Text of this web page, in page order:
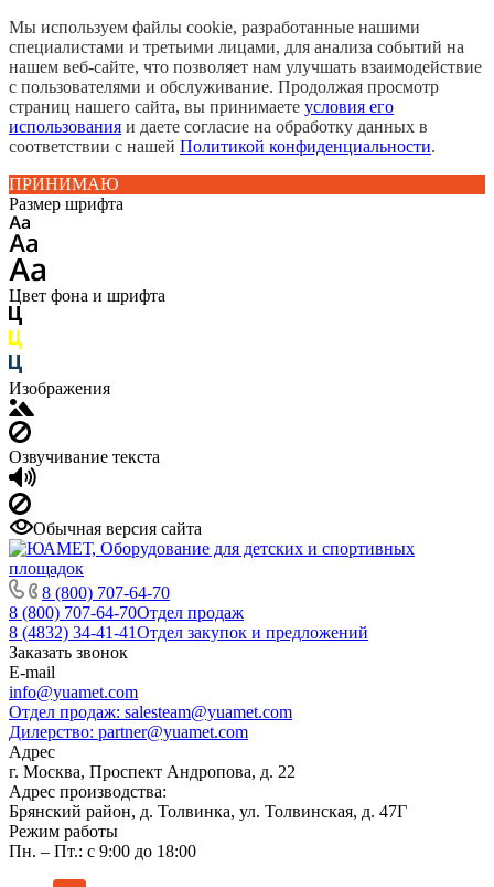
Мы используем файлы cookie, разработанные нашими
специалистами и третьими лицами, для анализа событий на
нашем веб-сайте, что позволяет нам улучшать взаимодействие
с пользователями и обслуживание. Продолжая просмотр
страниц нашего сайта, вы принимаете условия его
использования и даете согласие на обработку данных в
соответствии с нашей Политикой конфиденциальности.
ПРИНИМАЮ
Размер шрифта
Цвет фона и шрифта
Изображения
Озвучивание текста
Обычная версия сайта
8 (800) 707-64-70
8 (800) 707-64-70Отдел продаж
8 (4832) 34-41-41Отдел закупок и предложений
Заказать звонок
E-mail
info@yuamet.com
Отдел продаж: salesteam@yuamet.com
Дилерство: partner@yuamet.com
Адрес
г. Москва, Проспект Андропова, д. 22
Адрес производства:
Брянский район, д. Толвинка, ул. Толвинская, д. 47Г
Режим работы
Пн. – Пт.: с 9:00 до 18:00